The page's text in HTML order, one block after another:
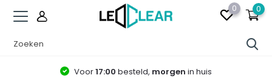
0 0
Voor17:00 besteld, morgen in huis